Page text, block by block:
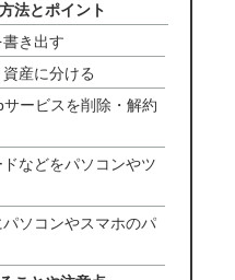
法とポイント
き出す
産に分ける
ービスを削除・解約
などをパソコンやツ
ソコンやスマホのパ